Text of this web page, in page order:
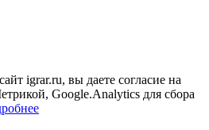
igrar.ru, вы даете согласие на
Google.Analytics для сбора